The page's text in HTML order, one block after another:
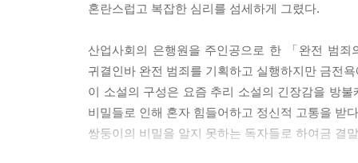
혼란스럽고 복잡한 심리를 섬세하게 그렸다.
산업사회의 은행원을 주인공으로 한 「완전 범
귀결인바 완전 범죄를 기획하고 실행하지만 금전
이 소설의 구성은 요즘 추리 소설의 긴장감을 방
비밀들로 인해 혼자 힘들어하고 정신적 고통을 받
쌍둥이의 비밀을 알지 못하는 독자들로 하여금 결